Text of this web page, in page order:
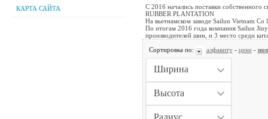
КАРТА САЙТА
С 2016 начались поставки
RUBBER PLАNTATION
На вьетнамском заводе Sailun Vietnam
По итогам 2016 года компания Sailun
производителей шин, и 3 место среди
Сортировка по:
алфавиту- цене-